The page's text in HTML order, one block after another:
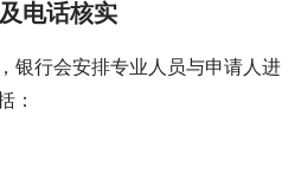
电话核实
银行会安排专业人员与申请人进
：